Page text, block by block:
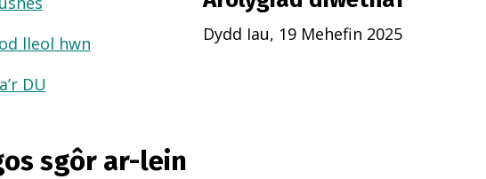
lleol hwn
DU
Dydd Iau, 19 Mehefin 2025
sgôr ar-lein